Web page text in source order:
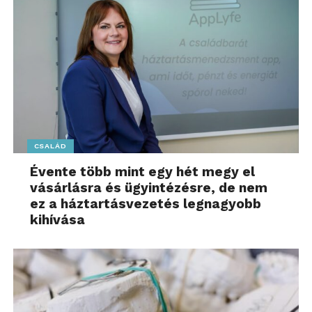
További felesleges roamingdíjakat kerülhetünk el,
ha még indulás előtt letöltjük az utazáshoz
kapcsolódó szükséges alkalmazásokat –
térképeket, turistainformációkat tartalmazó
appokat –, amelyekre szükségünk lehet a
célországban. Ha hosszabb út előtt állunk, a
streamingszolgáltatásokban szintén letölthetjük
azokat a zenéket, filmeket, sorozatokat, amelyeket
akár repülés közben, akár külföldön szeretnénk
hallgatni vagy nézni.
Ha nyáron Európában, de az 1-es díjzónán kívül
járunk, extra adatmennyiséget vásárolhatunk: a
felhasználható adatot kínál 7 napra 5990 forintért,
az Utazó Net + Hang kombinált csomag pedig 5 GB
adatot és 15 perc hívást tartalmaz 7990 forintért a
CSALÁD
Évente több mint egy hét megy el
vásárlásra és ügyintézésre, de nem
ez a háztartásvezetés legnagyobb
kihívása